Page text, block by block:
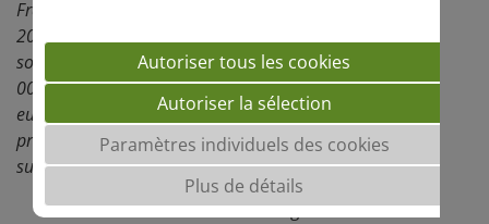
France avec près de 6000ha de multiplication en récolte
2020,
sole nationale en blé tendre d'hiver* (soit près de 550
000ha cultivés) et est multipliée dans plus de 10 pays
européens. Aussi performant en conventionnel qu'en
production biologique,CHEVIGNONprofite d'un
succès qui ne doit rien au hasard.
*Données FranceAgriMer récolte 2020
Autoriser tous les cookies
Autoriser la sélection
Paramètres individuels des cookies
Plus de détails